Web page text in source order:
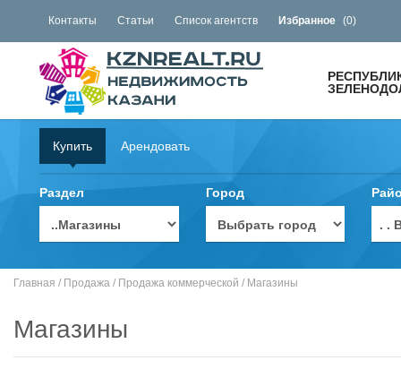
Контакты Статьи Список агентств Избранное (0)
Купить Арендовать
Раздел Город
. .
Главная / Продажа / Продажа коммерческой / Магазины
Магазины